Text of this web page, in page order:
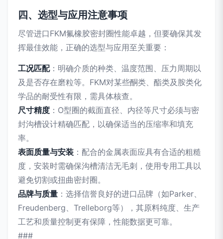
四、选型与应用注意事项
尽管进口FKM氟橡胶密封圈性能卓越，但要确保其发
挥最佳效能，正确的选型与应用至关重要：
工况匹配：明确介质的种类、温度范围、压力周期以
及是否存在磨粒等。FKM对某些酮类、酯类及胺类化
学品的耐受性有限，需具体核查。
尺寸精度 ：O型圈的截面直径、内径等尺寸必须与密
封沟槽设计精确匹配，以确保适当的压缩率和填充
率。
表面质量与安装 ：配合的金属表面应具有合适的粗糙
度，安装时需确保沟槽清洁无毛刺，使用专用工具以
避免切割或扭曲密封圈。
品牌与质量 ：选择信誉良好的进口品牌（如Parker、
Freudenberg、Trelleborg等），其原料纯度、生产
工艺和质量控制更有保障，性能数据更可靠。
###